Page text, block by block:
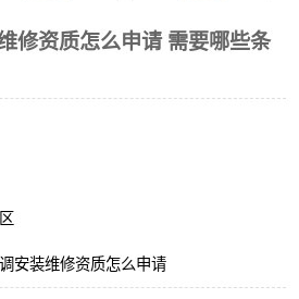
修资质怎么申请 需要哪些条
安装维修资质怎么申请